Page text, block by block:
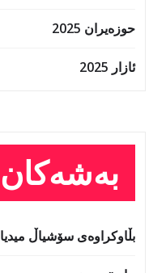
حوزه‌یران 2025
ئازار 2025
بەشەکان
بڵاوکراوەی سۆشیاڵ میدیا